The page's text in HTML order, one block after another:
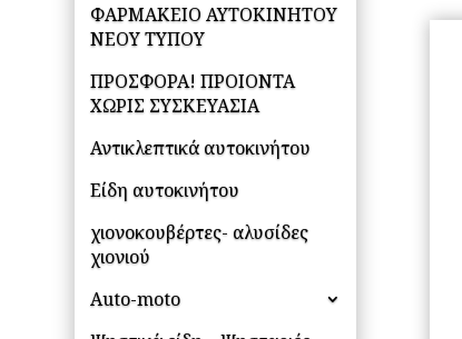
ΦΑΡΜΑΚΕΙΟ ΑΥΤΟΚΙΝΗΤΟΥ
ΝΕΟΥ ΤΥΠΟΥ
ΠΡΟΣΦΟΡΑ! ΠΡΟΙΟΝΤΑ
ΧΩΡΙΣ ΣΥΣΚΕΥΑΣΙΑ
Αντικλεπτικά αυτοκινήτου
Είδη αυτοκινήτου
χιονοκουβέρτες- αλυσίδες
χιονιού
Auto-moto